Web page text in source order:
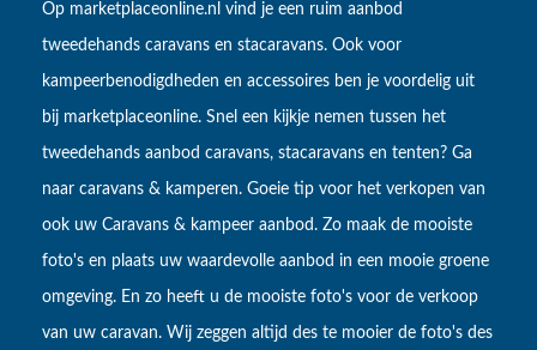
Op marketplaceonline.nl vind je een ruim aanbod
tweedehands caravans en stacaravans. Ook voor
kampeerbenodigdheden en accessoires ben je voordelig uit
bij marketplaceonline. Snel een kijkje nemen tussen het
tweedehands aanbod caravans, stacaravans en tenten? Ga
naar caravans & kamperen. Goeie tip voor het verkopen van
ook uw Caravans & kampeer aanbod. Zo maak de mooiste
foto's en plaats uw waardevolle aanbod in een mooie groene
omgeving. En zo heeft u de mooiste foto's voor de verkoop
van uw caravan. Wij zeggen altijd des te mooier de foto's des